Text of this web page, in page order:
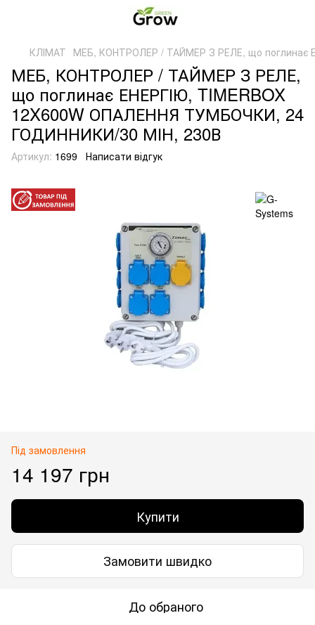
КЛІМАТ МЕБ, КОНТРОЛЕР / ТАЙМЕР З РЕЛЕ, що поглинає
МЕБ, КОНТРОЛЕР / ТАЙМЕР З РЕЛЕ,
що поглинає ЕНЕРГІЮ, TIMERBOX
12X600W ОПАЛЕННЯ ТУМБОЧКИ, 24
ГОДИННИКИ/30 МІН, 230В
Артикул: 1699 Написати відгук
Під замовлення
14 197 грн
Купити
Замовити швидко
До обраного